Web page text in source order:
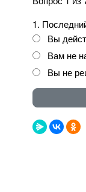
1.
Вы
Вам не
Вы не